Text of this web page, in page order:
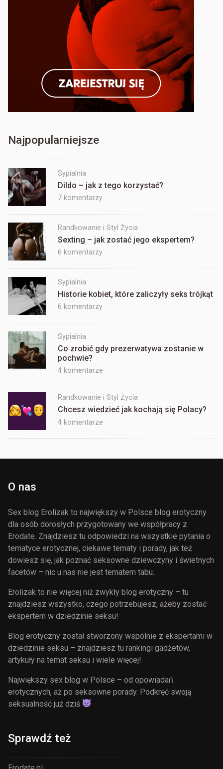
Najpopularniejsze
Sypialnia
Dildo – jak z tego korzystać?
7 komentarzydo
jak
z
tego
Randkowanie i Styl Życia
Sexting – jak zostać jego ekspertem?
6 komentarzydo
zostać
jego
Sypialnia
Historie kobiet, które zaliczyły seks trójkąt
6 komentarzydo
zaliczyły
trójkąt
Sypialnia
Co zrobić gdy prezerwatywa zostanie w
pochwie?
4 komentarze
gdy
prezerwatywa
Randkowanie i Styl Życia
Chcesz wiedzieć jak kochają się Polacy?
4 komentarze
O nas
Sex blog Erolizak to największy w Polsce blog erotyczny
dla osób dorosłych przygotowany we współpracy z
Erodate. Znajdziesz tu odpowiedzi na wszystkie pytania o
tematyce erotycznej, ciekawe tematy i porady, jak też
dowiesz się, jak poznać seksowne dziewczyny i świetnych
facetów – nic u nas nie jest tematem tabu.
Erolizak to nie więcej niż zwykły blog erotyczny – tu
znajdziesz wszystko, czego potrzebujesz, ażeby zostać
ekspertem w dziedzinie seksu!
Blog erotyczny został stworzony wspólnie z ekspertami w
dziedzinie seksu – znajdziesz tu rankingi gadżetów,
artykuły na temat seksu i wiele więcej!
Największy sex blog w Polsce – od opowiadań
erotycznych, aż po seksowne porady. Podkręć swoją
seksualność już dziś
Sprawdź też